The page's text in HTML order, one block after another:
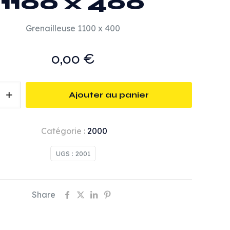
Grenailleuse 1100 x 400
0,00€
Ajouter au panier
UGS : 2001
Catégorie : 2000
Share